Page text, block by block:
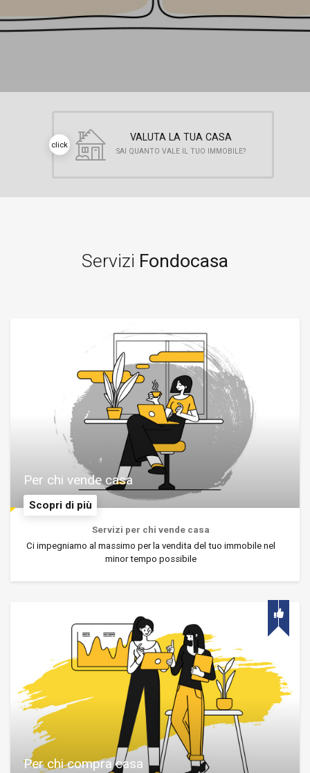
click
VALUTA LA TUA CASA
SAI QUANTO VALE IL TUO IMMOBILE?
Servizi Fondocasa
Scopri di più
Per chi vende casa
Servizi per chi vende casa
Ci impegniamo al massimo per la vendita del tuo immobile nel
minor tempo possibile
Per chi compra casa